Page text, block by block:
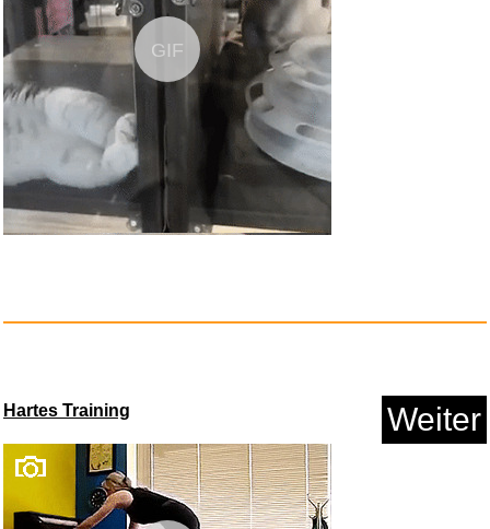
Disclosure Day - Der Tag der W...
Immob...
GIF
Hartes Training Weiter